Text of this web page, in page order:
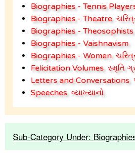
Biographies - Tennis
Biographies - Theatre
Biographies - Theosophists
Biographies - Vaishnavism
Biographies - Women
Felicitation Volumes સ્મૃતિ
Letters and Conversations
Speeches વ્યાખ્યાનો
Sub-Category Under: